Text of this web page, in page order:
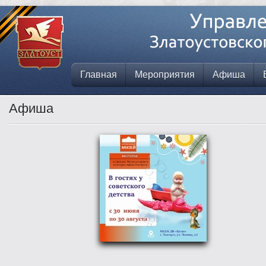
Главная Мероприятия Афиша
Афиша